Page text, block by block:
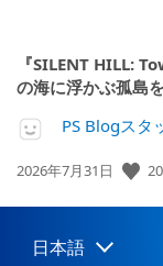
『SILENT HILL:
の海に浮かぶ孤島
PS Blogスタ
公
日:
2026年7月31日 20
Select
Current
日本語